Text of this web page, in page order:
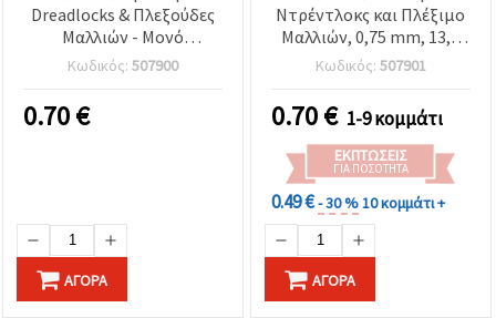
Dreadlocks & Πλεξούδες
Μαλλιών - Μονό
Άγκιστρο, 0.5 mm, 13.5
cm
Κωδικός: 507900
0.70€
ΑΓΟΡΆ
Ντρέντλοκς και Πλέξιμο
Μαλλιών, 0,75 mm, 13,5
cm
Κωδικός: 507901
0.70€ 1-9 κομμάτι
ΕΚΠΤΏΣΕΙΣ
ΓΙΑ ΠΟΣΌΤΗΤΑ
0.49 €- 30 %10 κομμάτι +
ΑΓΟΡΆ